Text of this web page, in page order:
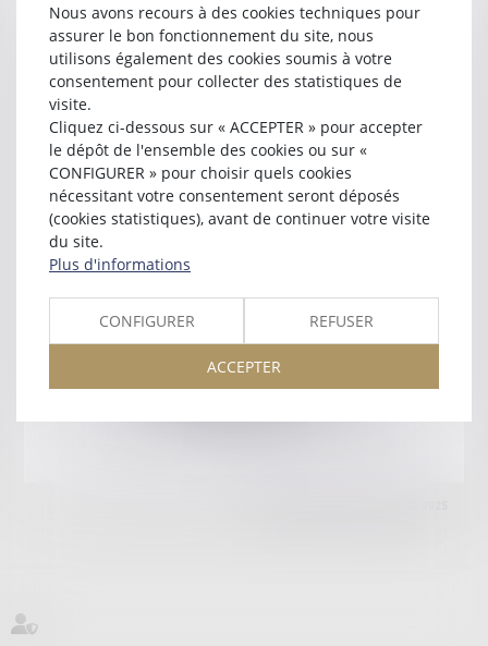
Stephan DARRACQ
8 RUE PAUL LOUIS LANDE
33000 BORDEAUX
Tél : 05 56 44 23 50
Retour
HonorairesMentions légalesPlan du site
11 Place des Cinq Martyrs du Lycée Buffon, 75014 PARIS
Nous avons recours à des cookies techniques pour
assurer le bon fonctionnement du site, nous
utilisons également des cookies soumis à votre
consentement pour collecter des statistiques de
visite.
Cliquez ci-dessous sur « ACCEPTER » pour accepter
le dépôt de l'ensemble des cookies ou sur «
CONFIGURER » pour choisir quels cookies
nécessitant votre consentement seront déposés
(cookies statistiques), avant de continuer votre visite
du site.
Plus d'informations
CONFIGURER REFUSER
ACCEPTER